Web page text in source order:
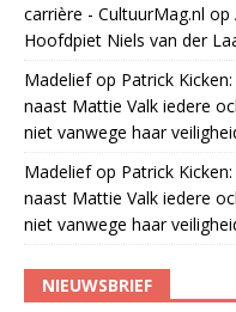
carrière - CultuurMag.nl op
Hoofdpiet Niels van der
Madeliefop Patrick
naast Mattie Valk iedere
niet vanwege haar
Madeliefop Patrick
naast Mattie Valk iedere
niet vanwege haar
NIEUWSBRIEF